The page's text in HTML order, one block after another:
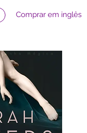
Comprar em inglês